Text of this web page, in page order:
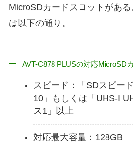
MicroSDカードスロットがあ
は以下の通り。
AVT-C878 PLUSの対応MicroSD
スピード：「SDスピー
10」もしくは「UHS-I
ス1」以上
対応最大容量：128GB